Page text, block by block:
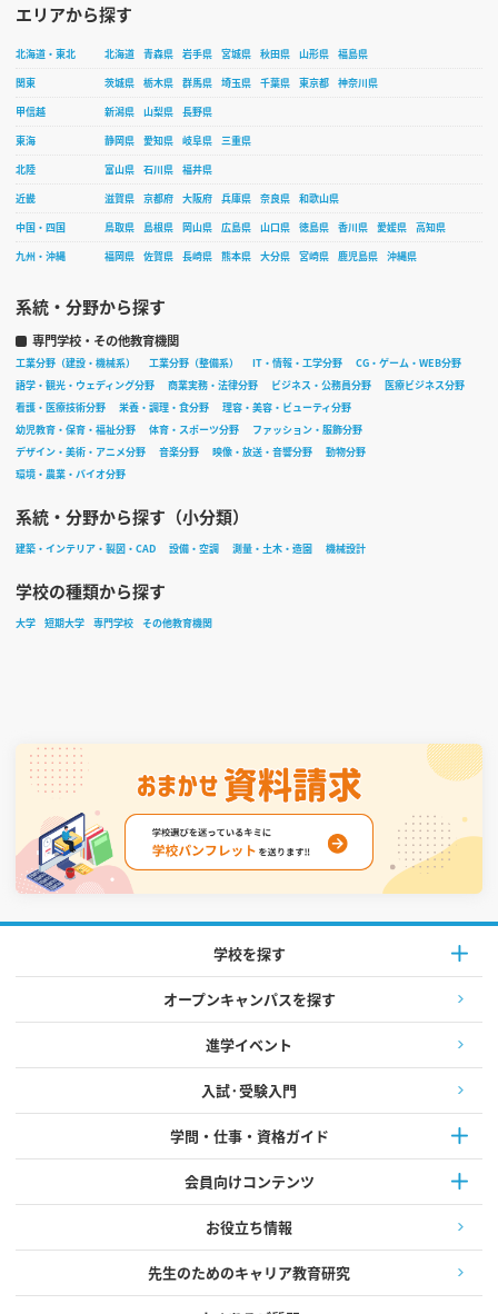
エリアから探す
北海道・東北 北海道 青森県 岩手県 宮城県 秋田県 山形県
福島県
関東
茨城県 栃木県 群馬県 埼玉県 千葉県 東京都
神奈川県
甲信越
新潟県 山梨県
長野県
東海
静岡県 愛知県 岐阜県
三重県
北陸
富山県 石川県
福井県
近畿
滋賀県 京都府 大阪府 兵庫県 奈良県
和歌山県
中国・四国
鳥取県 島根県 岡山県 広島県 山口県 徳島県 香川県 愛媛県
高知県
九州・沖縄
福岡県 佐賀県 長崎県 熊本県 大分県 宮崎県 鹿児島県 沖縄県
系統・分野から探す
専門学校・その他教育機関
工業分野（建設・機械系） 工業分野（整備系） IT・情報・工学分野
CG・ゲーム・WEB分野
語学・観光・ウェディング分野
商業実務・法律分野 ビジネス・公務員分野
医療ビジネス分野
看護・医療技術分野
栄養・調理・食分野
理容・美容・ビューティ分野
幼児教育・保育・福祉分野
体育・スポーツ分野
ファッション・服飾分野
デザイン・美術・アニメ分野
音楽分野 映像・放送・音響分野
動物分野
環境・農業・バイオ分野
系統・分野から探す（小分類）
建築・インテリア・製図・CAD 設備・空調 測量・土木・造園 機械設計
学校の種類から探す
大学 短期大学 専門学校 その他教育機関
学校を探す
オープンキャンパスを探す
進学イベント
入試·受験入門
学問・仕事・資格ガイド
会員向けコンテンツ
お役立ち情報
先生のためのキャリア教育研究